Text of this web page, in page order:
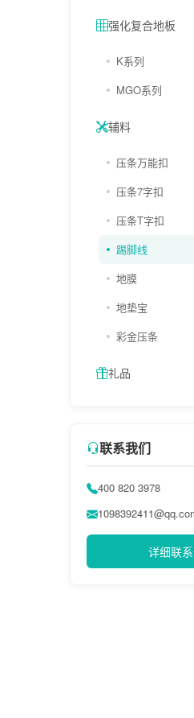
强化复合地板
K系列
MGO系列
辅料
压条万能扣
压条7字扣
压条T字扣
踢脚线
地膜
地垫宝
彩金压条
礼品
联系我们
400 820 3978
详细联